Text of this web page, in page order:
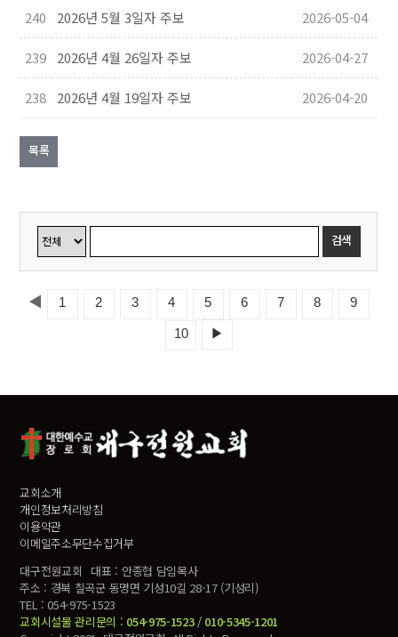
240 2026년 5월 3일자 주보 2026-05-04
239 2026년 4월 26일자 주보 2026-04-27
238 2026년 4월 19일자 주보 2026-04-20
목록
검색
◀ 1 2 3 4 5 6 7 8 9
10 ▶
교회소개
개인정보처리방침
이용약관
이메일주소무단수집거부
대구전원교회
대표 : 안종협 담임목사
주소 : 경북 칠곡군 동명면 기성10길 28-17 (기성리)
TEL : 054-975-1523
교회시설물 관리문의 : 054-975-1523/ 010-5345-1201